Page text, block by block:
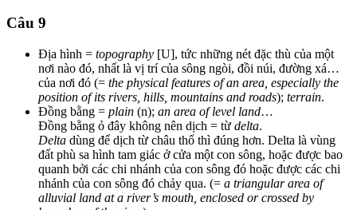
Câu 9
Địa hình = topography [U], tức những nét đặc thù của một
nơi nào đó, nhất là vị trí của sông ngòi, đồi núi, đường xá…
của nơi đó (= the physical features of an area, especially the
position of its rivers, hills, mountains and roads); terrain.
Đồng bằng = plain (n); an area of level land…
Đồng bằng ỏ đây không nên dịch = từ delta.
Delta dùng để dịch từ châu thổ thì đúng hơn. Delta là vùng
đất phù sa hình tam giác ở cửa một con sông, hoặc được bao
quanh bởi các chi nhánh của con sông đó hoặc được các chi
nhánh của con sông đó chảy qua. (= a triangular area of
alluvial land at a river’s mouth, enclosed or crossed by